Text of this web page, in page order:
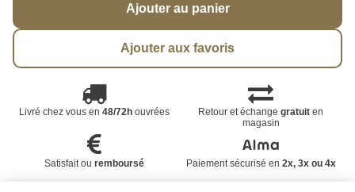
Ajouter au panier
Ajouter aux favoris
Livré chez vous en 48/72houvrées Retour et échangegratuit en
magasin
Satisfait ou remboursé Paiement sécurisé en 2x, 3x ou 4x